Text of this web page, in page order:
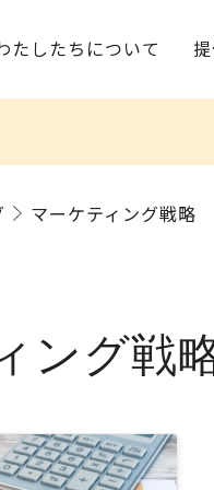
たしたちについて
マーケティング戦略
ング戦